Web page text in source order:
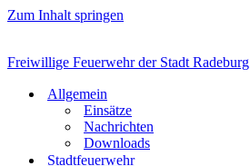
Zum Inhalt springen
Freiwillige Feuerwehr der Stadt Radeburg
Allgemein
Einsätze
Nachrichten
Downloads
Stadtfeuerwehr